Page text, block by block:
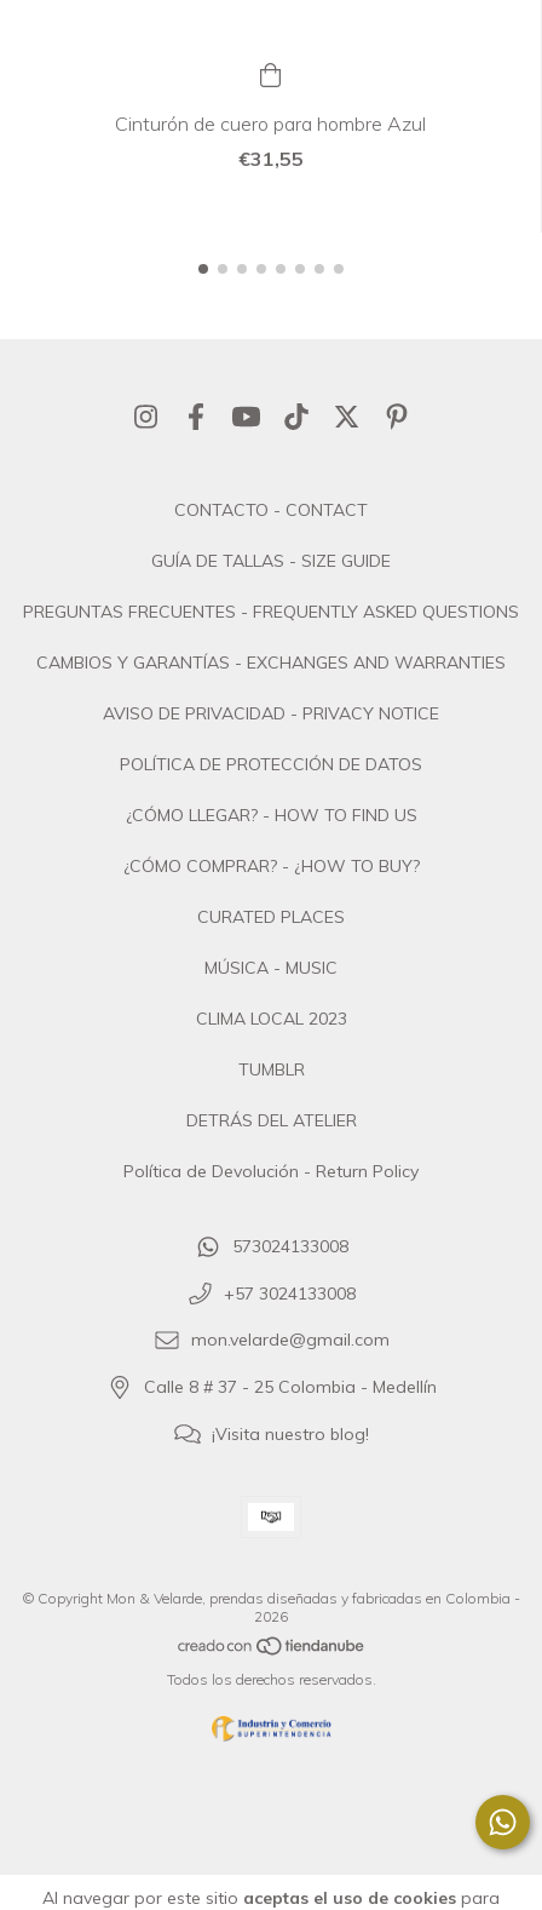
Al navegar por este sitio aceptas el uso de cookies para
Cinturón de cuero para hombre Azul
€31,55
CONTACTO - CONTACT
GUÍA DE TALLAS - SIZE GUIDE
PREGUNTAS FRECUENTES - FREQUENTLY ASKED QUESTIONS
CAMBIOS Y GARANTÍAS - EXCHANGES AND WARRANTIES
AVISO DE PRIVACIDAD - PRIVACY NOTICE
POLÍTICA DE PROTECCIÓN DE DATOS
¿CÓMO LLEGAR? - HOW TO FIND US
¿CÓMO COMPRAR? - ¿HOW TO BUY?
CURATED PLACES
MÚSICA - MUSIC
CLIMA LOCAL 2023
TUMBLR
DETRÁS DEL ATELIER
Política de Devolución - Return Policy
573024133008
+57 3024133008
mon.velarde@gmail.com
Calle 8 # 37 - 25 Colombia - Medellín
¡Visita nuestro blog!
© Copyright Mon & Velarde, prendas diseñadas y fabricadas en Colombia -
2026
Todos los derechos reservados.